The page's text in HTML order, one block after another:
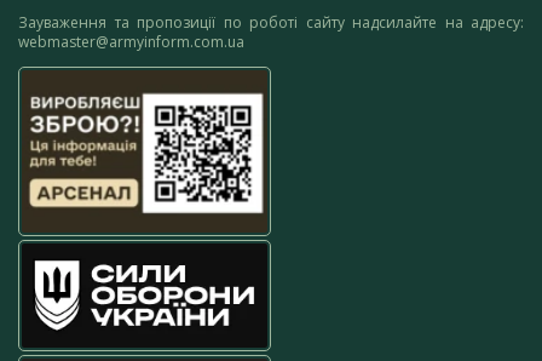
Зауваження та пропозиції по роботі сайту надсилайте на адресу:
webmaster@armyinform.com.ua